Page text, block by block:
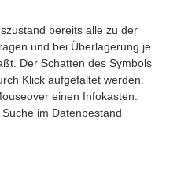
bereits alle zu der
und bei Überlagerung je
Der Schatten des Symbols
Klick aufgefaltet werden.
einen Infokasten.
im Datenbestand